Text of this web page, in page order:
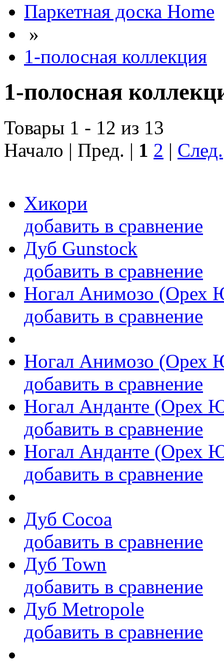
Паркетная доска Home
»
1-полосная коллекция
1-полосная
Товары 1 - 12 из 13
Начало | Пред. | 1 2 | След.
Хикори
добавить в сравнение
Дуб Gunstock
добавить в сравнение
Ногал Анимозо (Орех
добавить в сравнение
Ногал Анимозо (Орех
добавить в сравнение
Ногал Анданте (Орех
добавить в сравнение
Ногал Анданте (Орех
добавить в сравнение
Дуб Cocoa
добавить в сравнение
Дуб Town
добавить в сравнение
Дуб Metropole
добавить в сравнение